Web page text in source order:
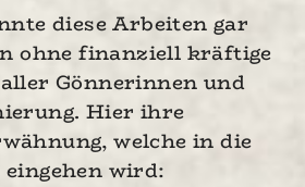
diese Arbeiten gar
ohne finanziell kräftige
Gönnerinnen und
Hier ihre
welche in die
wird: